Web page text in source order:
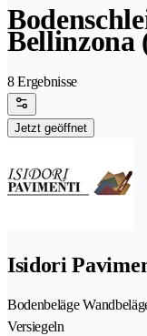
Bellinzona
8 Ergebnisse
Jetzt geöffnet
Isidori
Bodenbeläge
Versiegeln